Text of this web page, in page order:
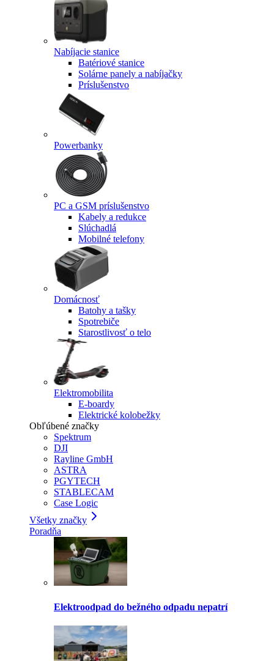
Nabíjacie stanice
Batériové stanice
Solárne panely a nabíjačky
Príslušenstvo
Powerbanky
PC a GSM príslušenstvo
Kabely a redukce
Slúchadlá
Mobilné telefony
Domácnosť
Batohy a tašky
Spotrebiče
Starostlivosť o telo
Elektromobilita
E-boardy
Elektrické kolobežky
Obľúbené značky
Spektrum
DJI
Rayline GmbH
ASTRA
PGYTECH
STABLECAM
Case Logic
Všetky značky
Poradňa
Elektroodpad do bežného odpadu nepatrí